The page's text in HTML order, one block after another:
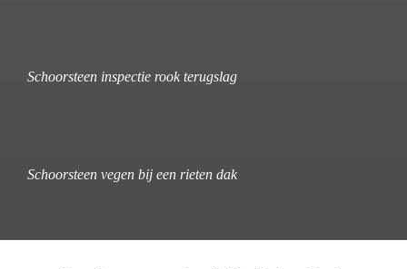
Schoorsteen inspectie rook terugslag
Schoorsteen vegen bij een rieten dak